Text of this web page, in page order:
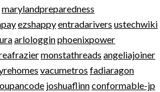
marylandpreparedness
ezshappyentradarivers ustechwiki
arlologginphoenixpower
monstathreads angeliajoiner
vacumetros fadiaragon
joshuaflinnconformable-jp